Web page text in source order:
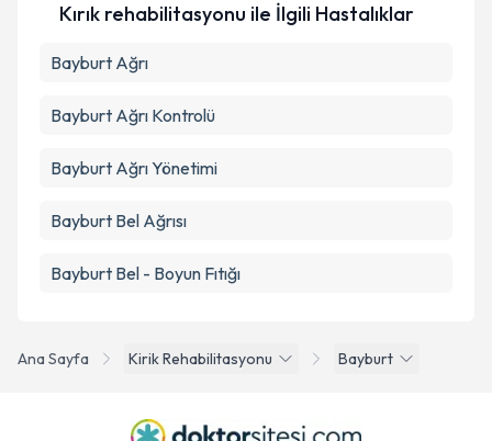
Ana Sayfa Kirik Rehabilitasyonu Bayburt
Kırık rehabilitasyonu ile İlgili Hastalıklar
Bayburt Ağrı
Bayburt Ağrı Kontrolü
Bayburt Ağrı Yönetimi
Bayburt Bel Ağrısı
Bayburt Bel - Boyun Fıtığı